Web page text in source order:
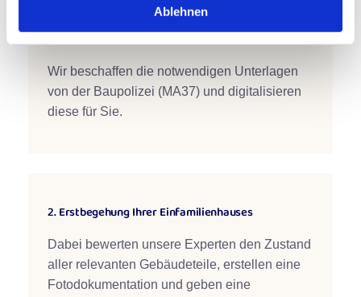
l
Ablehnen
1. Aushub des Bauakts
Wir beschaffen die notwendigen Unterlagen
von der Baupolizei (MA37) und digitalisieren
diese für Sie.
2. Erstbegehung Ihrer Einfamilienhauses
Dabei bewerten unsere Experten den Zustand
aller relevanten Gebäudeteile, erstellen eine
Fotodokumentation und geben eine